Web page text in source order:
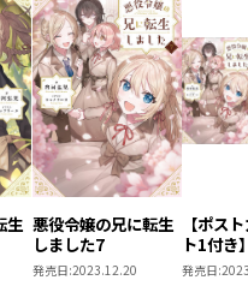
ですよ。
整してくださって、本
違いますから、
説を読むことでより深
はないかと思います。
先生という個性の違う
生 悪役令嬢の兄に転生
しました7
発売日:2023.12.20
【ポス
ト1付き
の兄に
発売日: